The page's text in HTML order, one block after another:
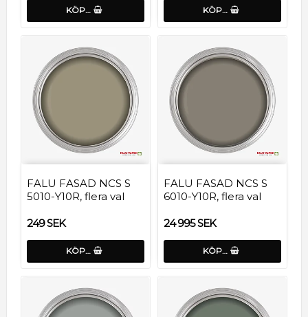
KÖP… KÖP…
FALU FASAD NCS S
5010-Y10R, flera val
249 SEK
KÖP…
FALU FASAD NCS S
6010-Y10R, flera val
24 995 SEK
KÖP…